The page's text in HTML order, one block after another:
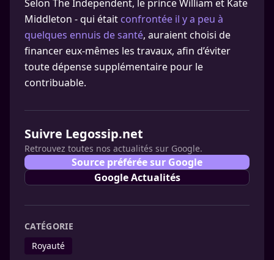
Selon The Independent, le prince William et Kate
Middleton - qui était confrontée il y a peu à
quelques ennuis de santé, auraient choisi de
financer eux-mêmes les travaux, afin d’éviter
toute dépense supplémentaire pour le
contribuable.
Suivre Legossip.net
Retrouvez toutes nos actualités sur Google.
Source préférée sur Google
Google Actualités
CATÉGORIE
Royauté